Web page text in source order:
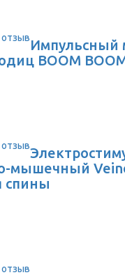
Импульсный
BOOM BOOM
мышечный
спины